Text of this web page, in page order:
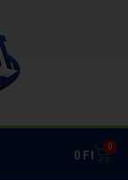
0Ft 0